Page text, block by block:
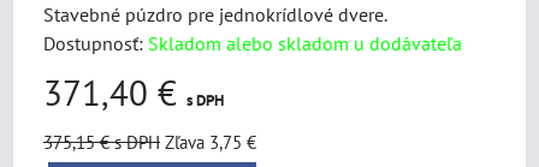
Stavebné púzdro pre jednokrídlové dvere.
Dostupnosť: Skladom alebo skladom u dodávateľa
371,40 € s DPH
375,15 €s DPH Zľava 3,75 €